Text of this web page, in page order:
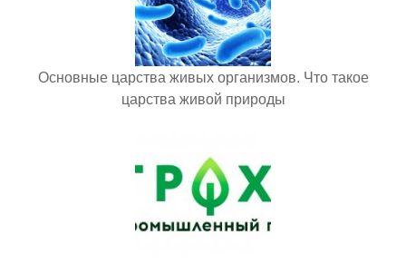
Основные царства живых организмов. Что такое
царства живой природы